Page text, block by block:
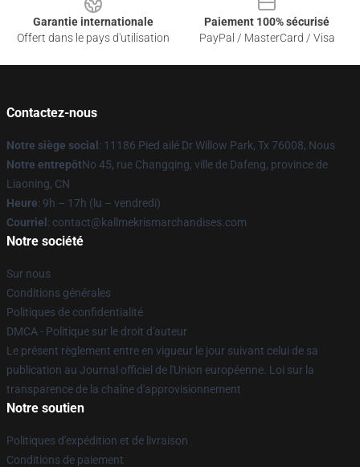
Garantie internationale
Offert dans le pays d'utilisation
Paiement 100% sécurisé
PayPal / MasterCard / Visa
Contactez-nous
Notre siège social : 11186 Pied ailé Dr Willow Park, Tx 76008, Nous
Notre entrepôtNo 45, rue Changqing, ville de Dafeng, province de
Liaoning, CN
Heure: 9h – 17h (lu – vendredi)
Courriel : contact@kallmekrismarchandises.com
Notre société
Sur nous
Conditions générales
Politiques de confidentialité
DMCA - Politique sur le droit d'auteur
Le présent règlement entre en vigueur le jour suivant celui de sa
publication au Journal officiel de l'Union européenne. Loi sur la
transparence de la chaîne d'approvisionnement
Notre soutien
Politiques d'expédition et de livraison
Conditions de paiement